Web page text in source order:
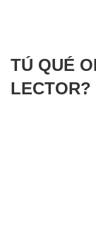
TÚ QUÉ
LECTOR?